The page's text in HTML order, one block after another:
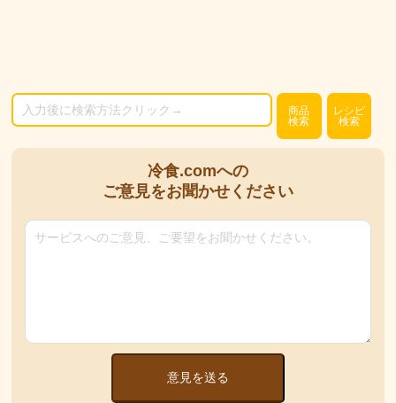
商品
検索
レシピ
検索
冷食.comへの
ご意見をお聞かせください
意見を送る